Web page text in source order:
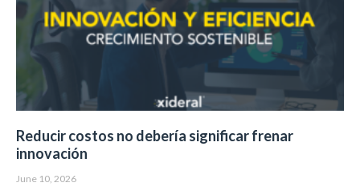
Reducir costos no debería significar frenar
innovación
June 10, 2026